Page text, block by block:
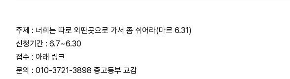
주제 : 너희는 따로 외딴곳으로 가서 좀 쉬어라(마르 6.31)
신청기간 : 6.7~6.30
접수 : 아래 링크
문의 : 010-3721-3898 중고등부 교감